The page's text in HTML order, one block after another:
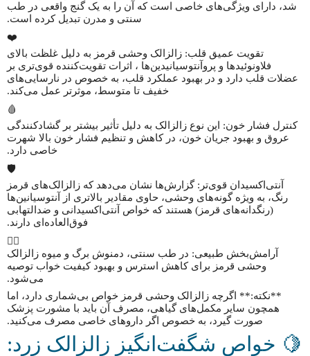
شد، دارای ویژگی‌های خاصی است که آن را به یک گنج واقعی در طب
سنتی و مدرن تبدیل کرده است.
❤️
تقویت عمیق قلب: زالزالک وحشی قرمز به دلیل غلظت بالای
فلاونوئیدها و پروآنتوسیانیدین‌ها ، اثرات تقویت‌کننده قوی‌تری بر
عضلات قلب دارد و در بهبود عملکرد قلب، به خصوص در نارسایی‌های
خفیف تا متوسط، موثرتر عمل می‌کند.
🩸
کنترل فشار خون: این نوع زالزالک به دلیل تأثیر بیشتر بر گشادکنندگی
عروق و بهبود جریان خون، در کاهش و تنظیم فشار خون بالا شهرت
خاصی دارد.
🛡️
آنتی‌اکسیدان قوی‌تر: گزارش‌ها نشان می‌دهد که زالزالک‌های قرمز
رنگ، به ویژه گونه‌های وحشی، حاوی مقادیر بالاتری از آنتوسیانین‌ها
(رنگدانه‌های قرمز) هستند که خواص آنتی‌اکسیدانی و ضدالتهابی
فوق‌العاده‌ای دارند.
🧘‍♀️
آرامش‌بخش طبیعی: در طب سنتی، دمنوش برگ و میوه زالزالک
وحشی قرمز برای کاهش استرس و بهبود کیفیت خواب توصیه
می‌شود.
**نکته:** اگرچه زالزالک وحشی قرمز خواص بی‌شماری دارد، اما
همچون سایر مکمل‌های گیاهی، مصرف آن باید با مشورت پزشک
صورت گیرد، به خصوص اگر داروهای خاصی مصرف می‌کنید.
🍋 خواص شگفت‌انگیز زالزالک زرد: